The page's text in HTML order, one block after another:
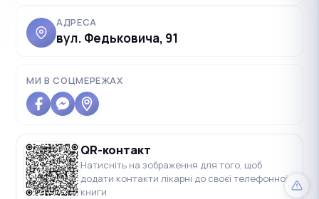
Français
English
АДРЕСА
вул. Федьковича, 91
МИ В СОЦМЕРЕЖАХ
QR-контакт
Натисніть на зображення для того, щоб
додати контакти лікарні до своєї телефонної
книги